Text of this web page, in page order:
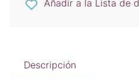
Añadir a la Lista de
Descripción